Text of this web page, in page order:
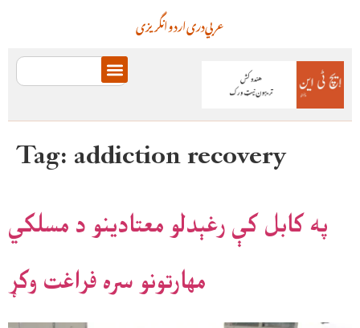
انگریزیاردودریعربي
Tag:addiction recovery
په کابل کې رغېدلو معتادینو د مسلکي
مهارتونو سره فراغت وکړ